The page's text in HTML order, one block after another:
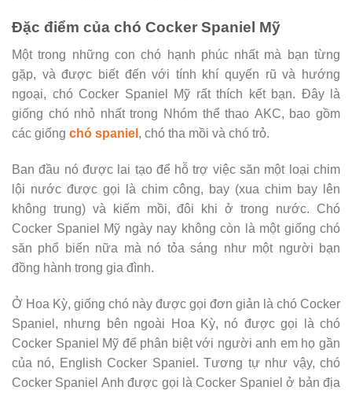
Đặc điểm của chó Cocker Spaniel Mỹ
Một trong những con chó hạnh phúc nhất mà bạn từng
gặp, và được biết đến với tính khí quyến rũ và hướng
ngoại, chó Cocker Spaniel Mỹ rất thích kết bạn. Đây là
giống chó nhỏ nhất trong Nhóm thể thao AKC, bao gồm
các giống chó spaniel , chó tha mồi và chó trỏ.
Ban đầu nó được lai tạo để hỗ trợ việc săn một loại chim
lội nước được gọi là chim công, bay (xua chim bay lên
không trung) và kiếm mồi, đôi khi ở trong nước. Chó
Cocker Spaniel Mỹ ngày nay không còn là một giống chó
săn phổ biến nữa mà nó tỏa sáng như một người bạn
đồng hành trong gia đình.
Ở Hoa Kỳ, giống chó này được gọi đơn giản là chó Cocker
Spaniel, nhưng bên ngoài Hoa Kỳ, nó được gọi là chó
Cocker Spaniel Mỹ để phân biệt với người anh em họ gần
của nó, English Cocker Spaniel. Tương tự như vậy, chó
Cocker Spaniel Anh được gọi là Cocker Spaniel ở bản địa